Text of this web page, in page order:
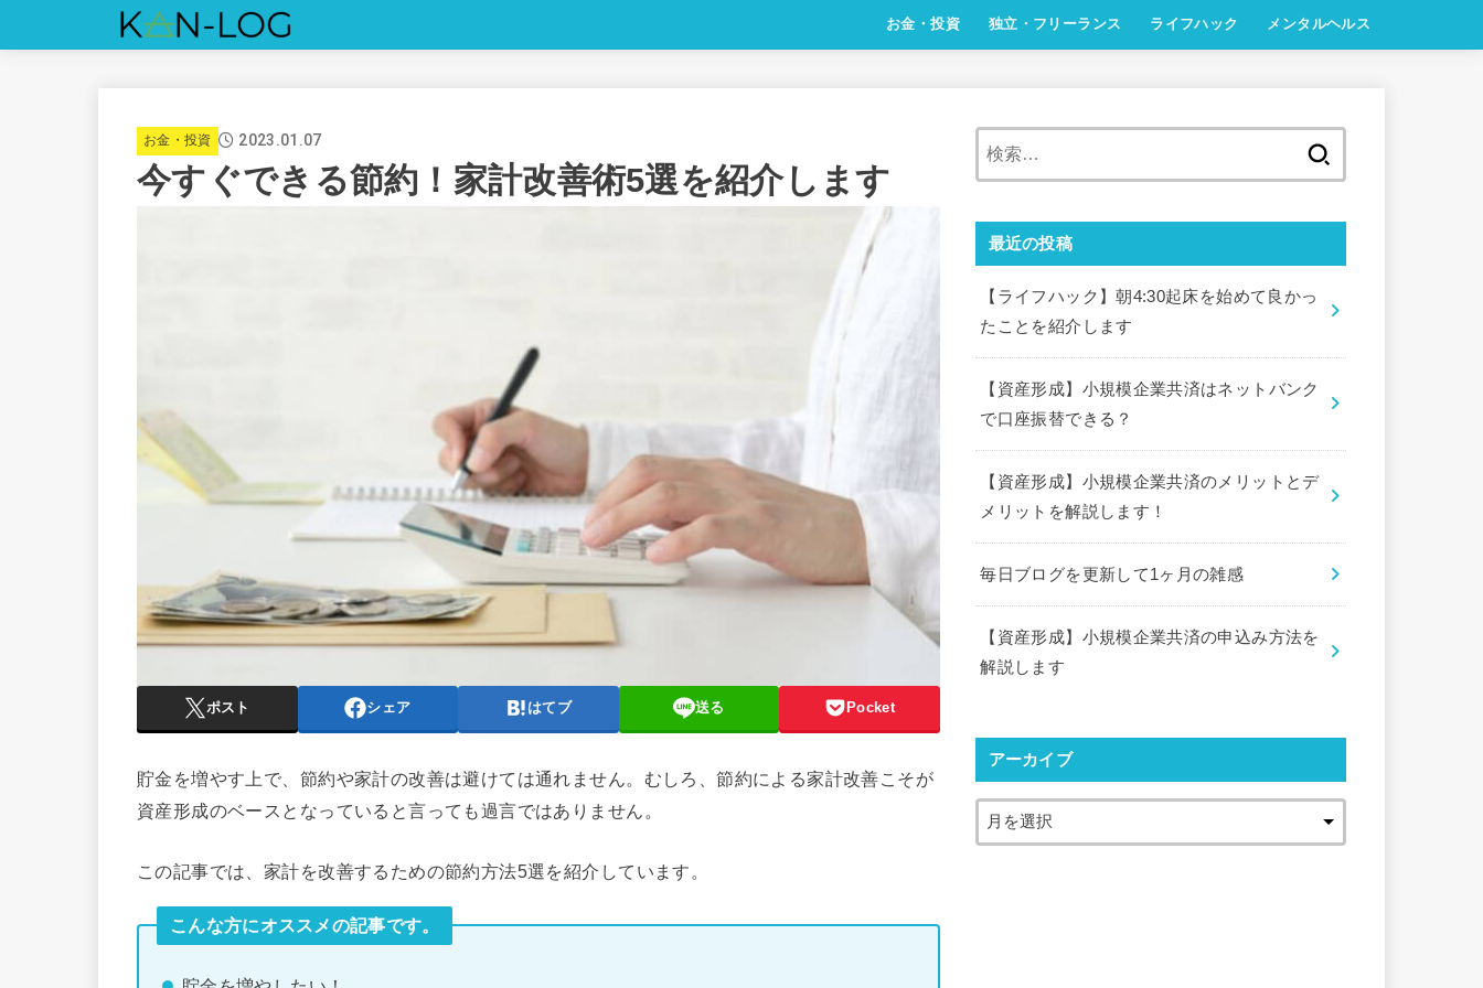
お金・投資 独立・フリーランス ライフハック メンタルヘルス
お金・投資 2023.01.07
今すぐできる節約！家計改善術5選を紹介します
ポスト シェア はてブ 送る Pocket
貯金を増やす上で、節約や家計の改善は避けては通れません。むしろ、節約による家計改善こそが
資産形成のベースとなっていると言っても過言ではありません。
この記事では、家計を改善するための節約方法5選を紹介しています。
こんな方にオススメの記事です。
最近の投稿
【ライフハック】朝4:30起床を始めて良かっ
たことを紹介します
【資産形成】小規模企業共済はネットバンク
で口座振替できる？
【資産形成】小規模企業共済のメリットとデ
メリットを解説します！
毎日ブログを更新して1ヶ月の雑感
【資産形成】小規模企業共済の申込み方法を
解説します
アーカイブ